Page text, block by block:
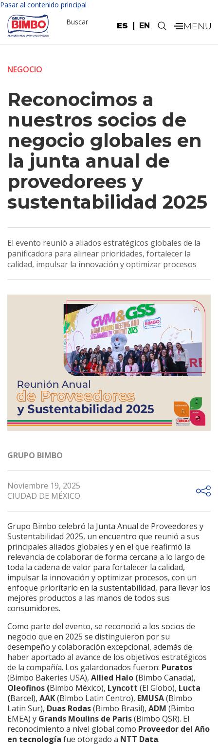
Pasar al contenido principal
ES EN
Buscar .
NEGOCIO
Reconocimos a
nuestros socios de
negocio globales en
la junta anual de
provedorees y
sustentabilidad 2025
El evento reunió a aliados estratégicos globales de la
panificadora para alinear prioridades, fortalecer la
calidad, impulsar la innovación y optimizar procesos
GRUPO BIMBO
Noviembre 19, 2025
CIUDAD DE MÉXICO
Grupo Bimbo celebró la Junta Anual de Proveedores y
Sustentabilidad 2025, un encuentro que reunió a sus
principales aliados globales y en el que reafirmó la
relevancia de colaborar de forma cercana a lo largo de
toda la cadena de valor para fortalecer la calidad,
impulsar la innovación y optimizar procesos, con un
enfoque prioritario en la sustentabilidad, para llevar los
mejores productos a las manos de todos sus
consumidores.
Como parte del evento, se reconoció a los socios de
negocio que en 2025 se distinguieron por su
desempeño y colaboración excepcional, además de
haber aportado al avance de los objetivos estratégicos
de la compañía. Los galardonados fueron: Puratos
(Bimbo Bakeries USA), Allied Halo (Bimbo Canada),
Oleofinos (Bimbo México), Lyncott (El Globo), Lucta
(Barcel), AAK(Bimbo Latin Centro), EMUSA(Bimbo
Latin Sur), Duas Rodas(Bimbo Brasil), ADM (Bimbo
EMEA) y Grands Moulins de Paris(Bimbo QSR). El
reconocimiento a nivel global como Proveedor del Año
en tecnología fue otorgado a NTT Data.